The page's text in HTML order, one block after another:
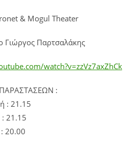
& Mogul Theater
Παρτσαλάκης
watch?v=zzVz7axZhCk
:
: 21.15
21.15
20.00